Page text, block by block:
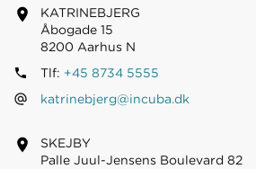
KATRINEBJERG
Åbogade 15
8200 Aarhus N
Tlf: +45 8734 5555
katrinebjerg@incuba.dk
SKEJBY
Palle Juul-Jensens Boulevard 82